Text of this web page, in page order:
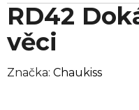
RD42
věci
Značka: Chaukiss